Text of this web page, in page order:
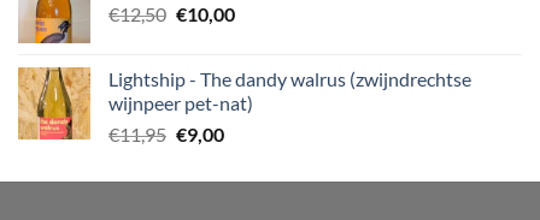
€12,95.€10,50.
€12,50 Oorspronkelijke
€12,50.
€10,00Huidige
€10,00.
Lightship - The dandy walrus (zwijndrechtse
wijnpeer pet-nat)
€11,95 Oorspronkelijke
was:
€9,00Huidige
is: